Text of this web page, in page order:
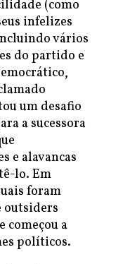
(como
infelizes
vários
do partido e
um desafio
a sucessora
e alavancas
lo. Em
foram
outsiders
começou a
políticos.